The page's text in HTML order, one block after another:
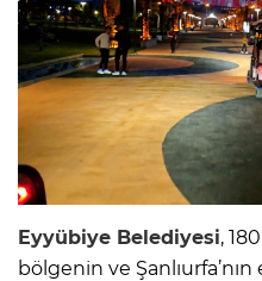
Eyyübiye Belediyesi,
bölgenin ve